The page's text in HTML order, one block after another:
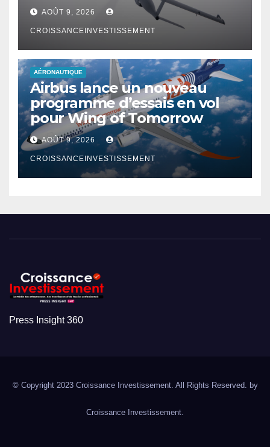
AOÛT 9, 2026
CROISSANCEINVESTISSEMENT
AÉRONAUTIQUE
Airbus lance un nouveau
programme d’essais en vol
pour Wing of Tomorrow
AOÛT 9, 2026
CROISSANCEINVESTISSEMENT
Press Insight 360
© Copyright 2023 Croissance Investissement. All Rights Reserved. by
Croissance Investissement.